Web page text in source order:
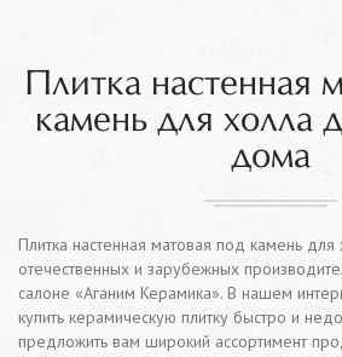
Плитка настенная
камень для холла
дома
Плитка настенная матовая под камень
отечественных и зарубежных
салоне «Аганим Керамика». В нашем
купить керамическую плитку быстро и
предложить вам широкий ассортимент